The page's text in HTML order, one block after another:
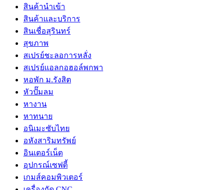
สินค้านำเข้า
สินค้าและบริการ
สินเชื่อสุรินทร์
สุขภาพ
สเปรย์ชะลอการหลั่ง
สเปรย์แอลกอฮอล์พกพา
หอพัก ม.รังสิต
หัวปั๊มลม
หางาน
หาทนาย
อนิเมะซับไทย
อหังสาริมทรัพย์
อินเตอร์เน็ต
อุปกรณ์เซฟตี้
เกมส์คอมพิวเตอร์